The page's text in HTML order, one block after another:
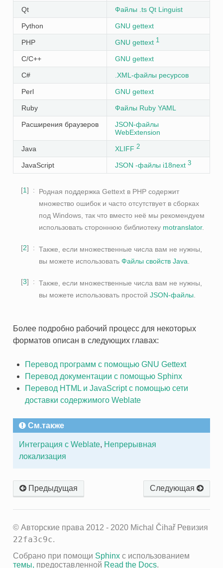
Qt Файлы .ts Qt Linguist
Python GNU gettext
PHP GNU gettext 1
C/C++ GNU gettext
C# .XML-файлы ресурсов
Perl GNU gettext
Ruby Файлы Ruby YAML
Расширения браузеров
JSON-файлы
WebExtension
Java XLIFF 2
JavaScript JSON -файлы i18next 3
1
Родная поддержка Gettext в PHP содержит
множество ошибок и часто отсутствует в сборках
под Windows, так что вместо неё мы рекомендуем
использовать стороннюю библиотеку motranslator.
2
Также, если множественные числа вам не нужны,
вы можете использовать Файлы свойств Java
3
Также, если множественные числа вам не нужны,
вы можете использовать простой JSON-файлы
Более подробно рабочий процесс для некоторых
форматов описан в следующих главах:
Перевод программ с помощью GNU Gettext
Перевод документации с помощью Sphinx
Перевод HTML и JavaScript с помощью сети
доставки содержимого Weblate
См.также
Интеграция с Weblate, Непрерывная
локализация
Следующая
Предыдущая
© Авторские права 2012 - 2020 Michal Čihař Ревизия
22fa3c9c.
Собрано при помощи Sphinxс использованием
темы, предоставленной Read the Docs.